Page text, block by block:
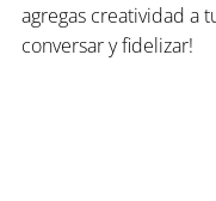
agregas creatividad a
conversar y fidelizar!